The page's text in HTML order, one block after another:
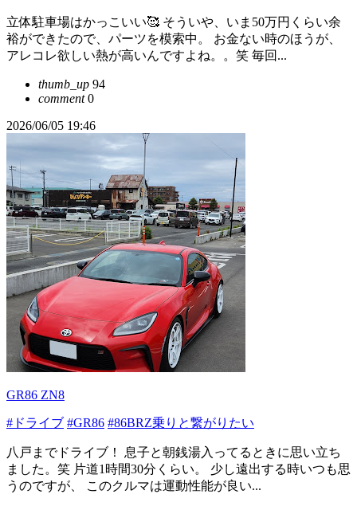
立体駐車場はかっこいい🥰 そういや、いま50万円くらい余
裕ができたので、パーツを模索中。 お金ない時のほうが、
アレコレ欲しい熱が高いんですよね。。笑 毎回...
thumb_up 94
comment0
2026/06/05 19:46
GR86 ZN8
#ドライブ #GR86 #86BRZ乗りと繋がりたい
八戸までドライブ！ 息子と朝銭湯入ってるときに思い立ち
ました。笑 片道1時間30分くらい。 少し遠出する時いつも思
うのですが、 このクルマは運動性能が良い...